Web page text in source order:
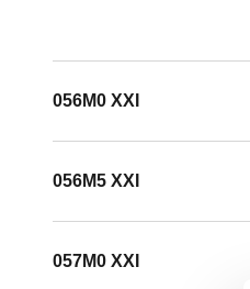
056M0 XXI
056M5 XXI
057M0 XXI